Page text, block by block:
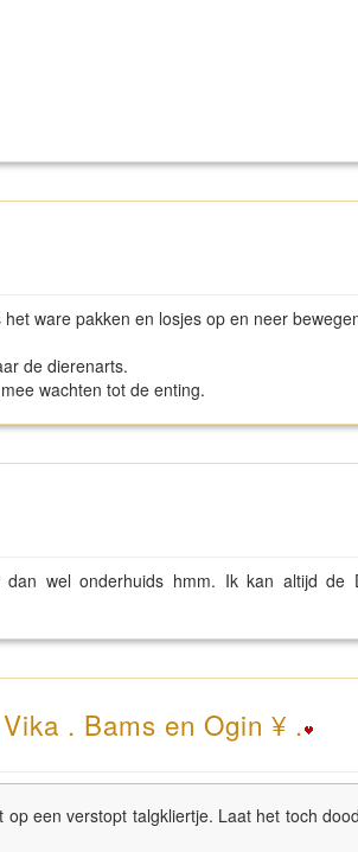
ware pakken en losjes op en neer
de dierenarts.
wachten tot de enting.
wel onderhuids hmm. Ik kan altijd de
. Bams en Ogin ¥ .
een verstopt talgkliertje. Laat het toch